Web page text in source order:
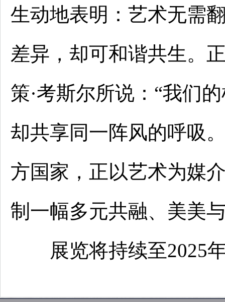
生动地表明：艺术无需
差异，却可和谐共生。
策·考斯尔所说：“我们
却共享同一阵风的呼吸
方国家，正以艺术为媒
制一幅多元共融、美美
展览将持续至2025年